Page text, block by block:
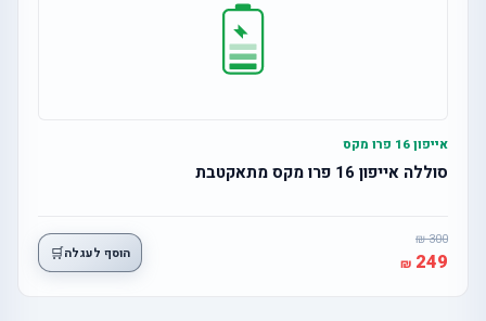
אייפון 16 פרו מקס
סוללה אייפון 16 פרו מקס מתאקטבת
300
249 הוסף לעגלה🛒